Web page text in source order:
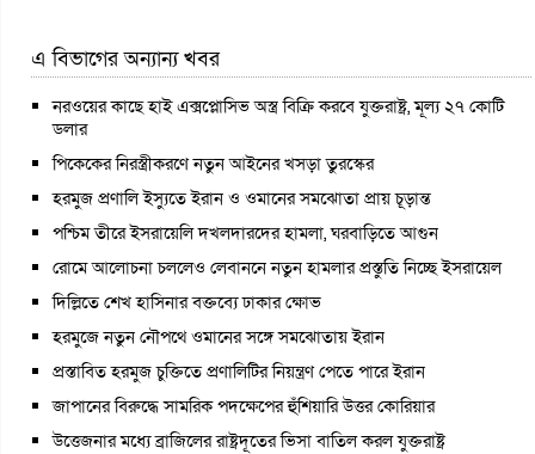
এ বিভাগের অন্যান্য খবর
নরওয়ের কাছে হাই এক্সপ্লোসিভ অস্ত্র বিক্রি করবে যুক্তরাষ্ট্র, মূল্য ২৭ কোটি
ডলার
পিকেকের নিরস্ত্রীকরণে নতুন আইনের খসড়া তুরস্কের
হরমুজ প্রণালি ইস্যুতে ইরান ও ওমানের সমঝোতা প্রায় চূড়ান্ত
পশ্চিম তীরে ইসরায়েলি দখলদারদের হামলা, ঘরবাড়িতে আগুন
রোমে আলোচনা চললেও লেবাননে নতুন হামলার প্রস্তুতি নিচ্ছে ইসরায়েল
দিল্লিতে শেখ হাসিনার বক্তব্যে ঢাকার ক্ষোভ
হরমুজে নতুন নৌপথে ওমানের সঙ্গে সমঝোতায় ইরান
প্রস্তাবিত হরমুজ চুক্তিতে প্রণালিটির নিয়ন্ত্রণ পেতে পারে ইরান
জাপানের বিরুদ্ধে সামরিক পদক্ষেপের হুঁশিয়ারি উত্তর কোরিয়ার
উত্তেজনার মধ্যে ব্রাজিলের রাষ্ট্রদূতের ভিসা বাতিল করল যুক্তরাষ্ট্র